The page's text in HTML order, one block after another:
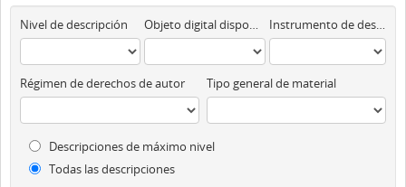
Nivel de descripción Objeto digital disponibles Instrumento de descripción
Régimen de derechos de autor Tipo general de material
Descripciones de máximo nivel
Todas las descripciones